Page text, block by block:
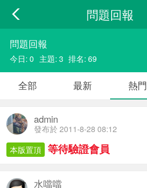
問題回報
問題回報
今日: 0 主題: 3 排名: 69
全部 最新 熱門
admin
發布於 2011-8-28 08:12
本版置頂 等待驗證會員
水噹噹